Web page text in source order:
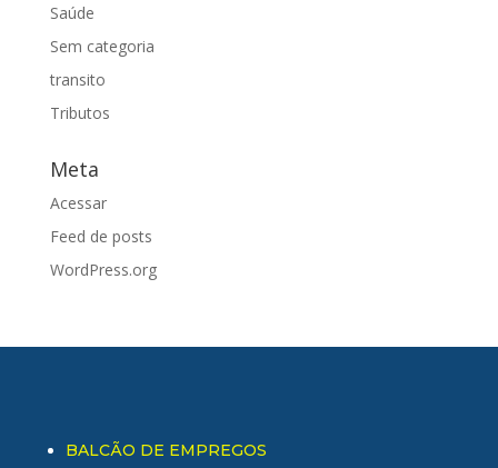
Saúde
Sem categoria
transito
Tributos
Meta
Acessar
Feed de posts
WordPress.org
BALCÃO DE EMPREGOS